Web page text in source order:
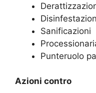
Sanificazioni
Punteruolo
Azioni contro